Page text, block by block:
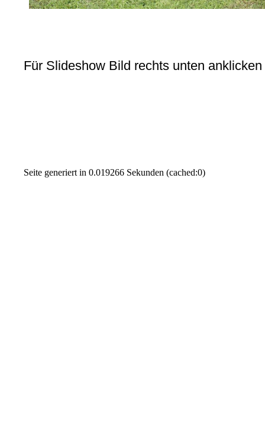
Für Slideshow Bild rechts unten anklicken
Seite generiert in 0.019266 Sekunden (cached:0)